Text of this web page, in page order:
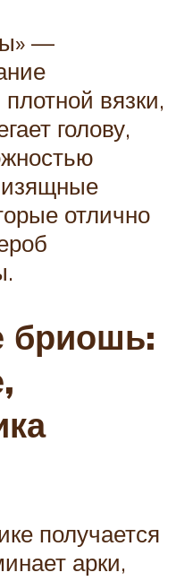
—
вязки,
голову,
изящные
отлично
бриошь:
получается
арки,